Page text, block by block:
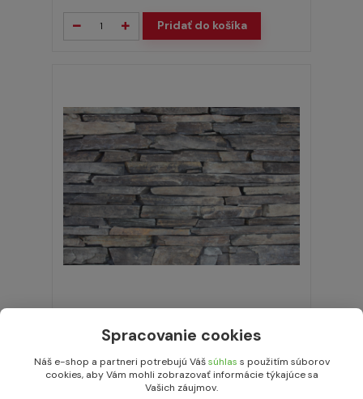
Pridať do košíka
rezaný, výška 3-10 cm
74,00 EUR/ m²
60,16 EURbez DPH na dopyt
Spracovanie cookies
Náš e-shop a partneri potrebujú Vášsúhlas s použitím súborov
cookies, aby Vám mohli zobrazovať informácie týkajúce sa
Vašich záujmov.